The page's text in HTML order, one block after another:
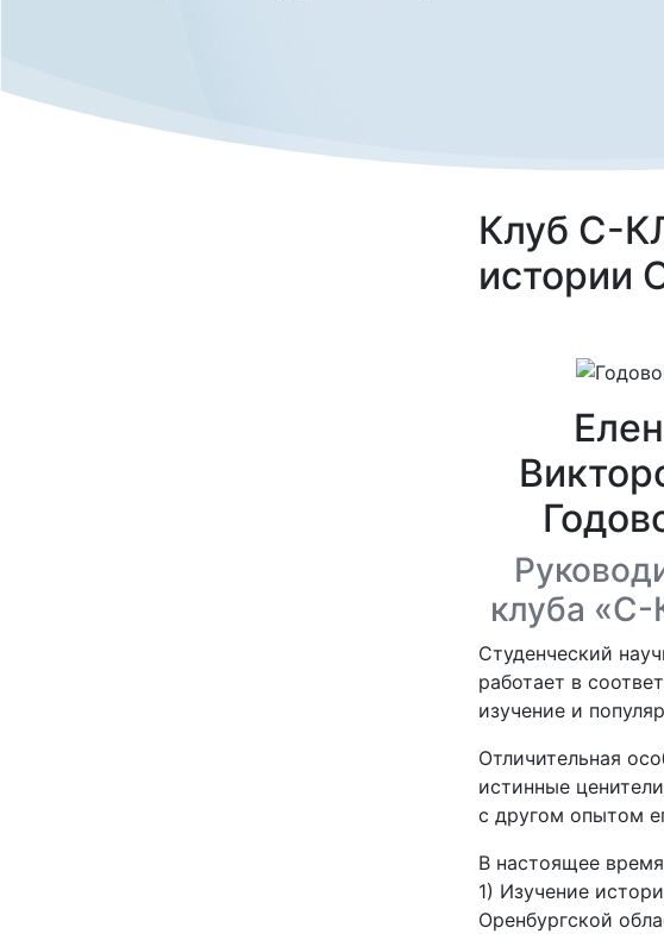
Клуб С-
истории
клуба
Студенческий
работает в
изучение и
Отличительная
истинные
с другом опытом
В настоящее
1) Изучение
Оренбургской